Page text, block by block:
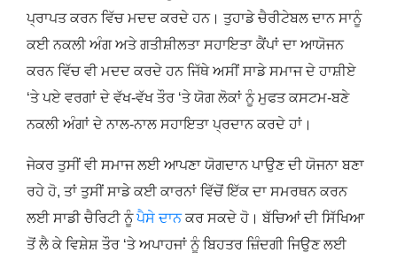
ਪ੍ਰਾਪਤ ਕਰਨ ਵਿੱਚ ਮਦਦ ਕਰਦੇ ਹਨ। ਤੁਹਾਡੇ ਚੈਰੀਟੇਬਲ ਦਾਨ ਸਾਨੂੰ
ਕਈ ਨਕਲੀ ਅੰਗ ਅਤੇ ਗਤੀਸ਼ੀਲਤਾ ਸਹਾਇਤਾ ਕੈਂਪਾਂ ਦਾ ਆਯੋਜਨ
ਕਰਨ ਵਿੱਚ ਵੀ ਮਦਦ ਕਰਦੇ ਹਨ ਜਿੱਥੇ ਅਸੀਂ ਸਾਡੇ ਸਮਾਜ ਦੇ ਹਾਸ਼ੀਏ
‘ਤੇ ਪਏ ਵਰਗਾਂ ਦੇ ਵੱਖ-ਵੱਖ ਤੌਰ ‘ਤੇ ਯੋਗ ਲੋਕਾਂ ਨੂੰ ਮੁਫਤ ਕਸਟਮ-ਬਣੇ
ਨਕਲੀ ਅੰਗਾਂ ਦੇ ਨਾਲ-ਨਾਲ ਸਹਾਇਤਾ ਪ੍ਰਦਾਨ ਕਰਦੇ ਹਾਂ।
ਜੇਕਰ ਤੁਸੀਂ ਵੀ ਸਮਾਜ ਲਈ ਆਪਣਾ ਯੋਗਦਾਨ ਪਾਉਣ ਦੀ ਯੋਜਨਾ ਬਣਾ
ਰਹੇ ਹੋ, ਤਾਂ ਤੁਸੀਂ ਸਾਡੇ ਕਈ ਕਾਰਨਾਂ ਵਿੱਚੋਂ ਇੱਕ ਦਾ ਸਮਰਥਨ ਕਰਨ
ਲਈ ਸਾਡੀ ਚੈਰਿਟੀ ਨੂੰਪੈਸੇ ਦਾਨਕਰ ਸਕਦੇ ਹੋ। ਬੱਚਿਆਂ ਦੀ ਸਿੱਖਿਆ
ਤੋਂ ਲੈ ਕੇ ਵਿਸ਼ੇਸ਼ ਤੌਰ ‘ਤੇ ਅਪਾਹਜਾਂ ਨੂੰ ਬਿਹਤਰ ਜ਼ਿੰਦਗੀ ਜਿਉਣ ਲਈ